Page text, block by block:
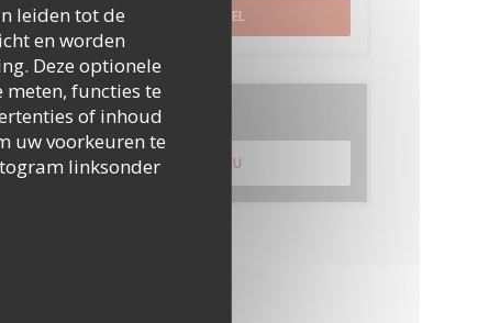
leiden tot de
en worden
Deze optionele
functies te
of inhoud
uw voorkeuren te
linksonder
RESERVEER EEN TAFEL
Menu's
ONTDEK ONS MENU